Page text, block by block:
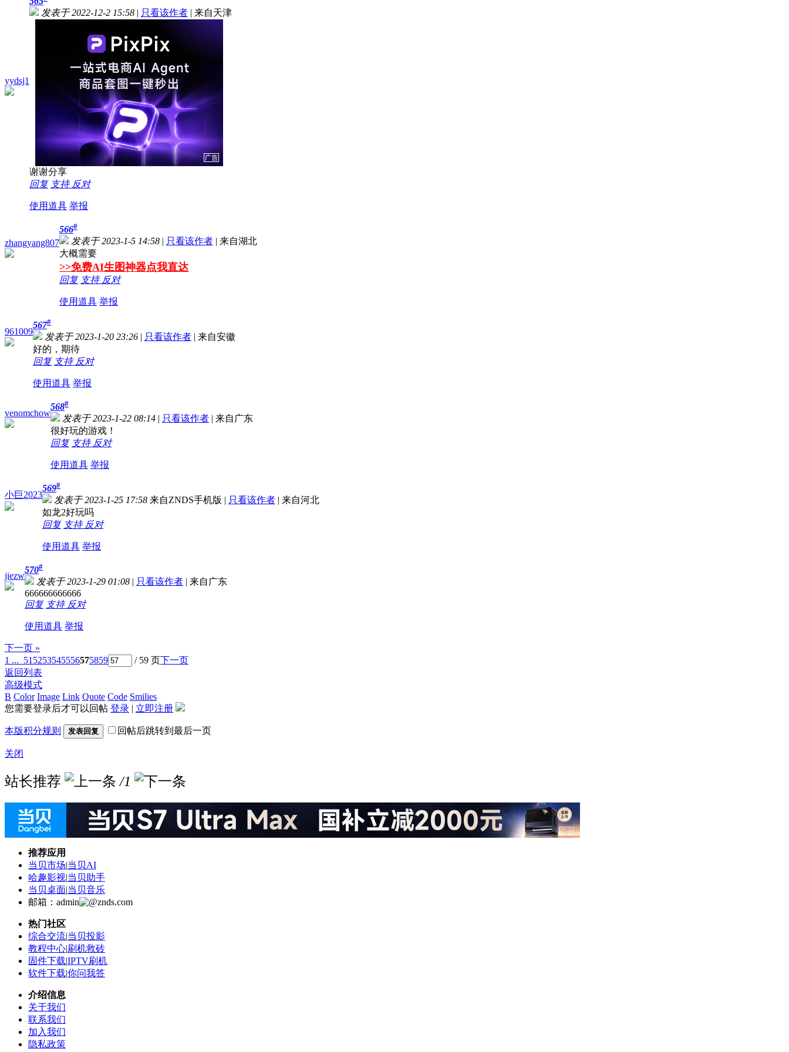
yydsj1
发表于 2022-12-2 15:58 | 只看该作者 | 来自天津
谢谢分享
回复 支持 反对
使用道具 举报
zhangyang807
566#
发表于 2023-1-5 14:58 | 只看该作者 | 来自湖北
大概需要
>>免费AI生图神器点我直达
回复 支持 反对
使用道具 举报
961009
567#
发表于 2023-1-20 23:26 | 只看该作者 | 来自安徽
好的，期待
回复 支持 反对
使用道具 举报
venomchow
568#
发表于 2023-1-22 08:14 | 只看该作者 | 来自广东
很好玩的游戏！
回复 支持 反对
使用道具 举报
小巨2023
569#
发表于 2023-1-25 17:58 来自ZNDS手机版 | 只看该作者 | 来自河北
如龙2好玩吗
回复 支持 反对
使用道具 举报
jiezw
570#
发表于 2023-1-29 01:08 | 只看该作者 | 来自广东
666666666666
回复 支持 反对
使用道具 举报
下一页 »
1 ... 51 5253545556575859 / 59 页下一页
返回列表
高级模式
B Color Image Link Quote Code Smilies
您需要登录后才可以回帖 登录 | 立即注册
本版积分规则 发表回复 回帖后跳转到最后一页
关闭
站长推荐 /1
推荐应用
当贝市场|当贝AI
哈趣影视|当贝助手
当贝桌面|当贝音乐
邮箱：admin
znds.com
热门社区
综合交流|当贝投影
教程中心|刷机救砖
固件下载|IPTV刷机
软件下载|你问我答
介绍信息
关于我们
联系我们
加入我们
隐私政策